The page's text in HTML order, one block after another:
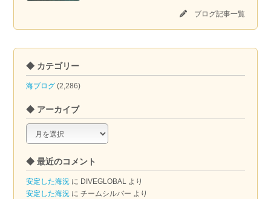
ブログ記事一覧
◆ カテゴリー
海ブログ (2,286)
◆ アーカイブ
ア
カ
イ
ブ
◆ 最近のコメント
安定した海況 に DIVEGLOBAL より
安定した海況 にチームシルバー より